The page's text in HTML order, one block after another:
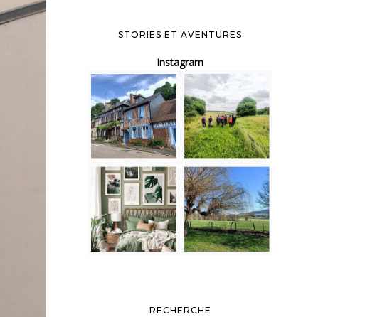
STORIES ET AVENTURES
Instagram
RECHERCHE